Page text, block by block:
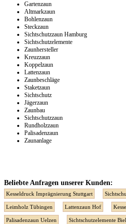
Gartenzaun
Altmarkzaun
Bohlenzaun
Steckzaun
Sichtschutzzaun Hamburg
Sichtschutzelemente
Zaunhersteller
Kreuzzaun
Koppelzaun
Lattenzaun
Zaunbeschläge
Staketzaun
Sichtschutz
Jägerzaun
Zaunbau
Sichtschutzzaun
Rundholzzaun
Palisadenzaun
Zaunanlage
Beliebte Anfragen unserer Kunden:
Kesseldruck Imprägnierung Stuttgart
Leimholz Tübingen Lattenzaun Hof
Palisadenzaun Uelzen Sichtschutzelemente